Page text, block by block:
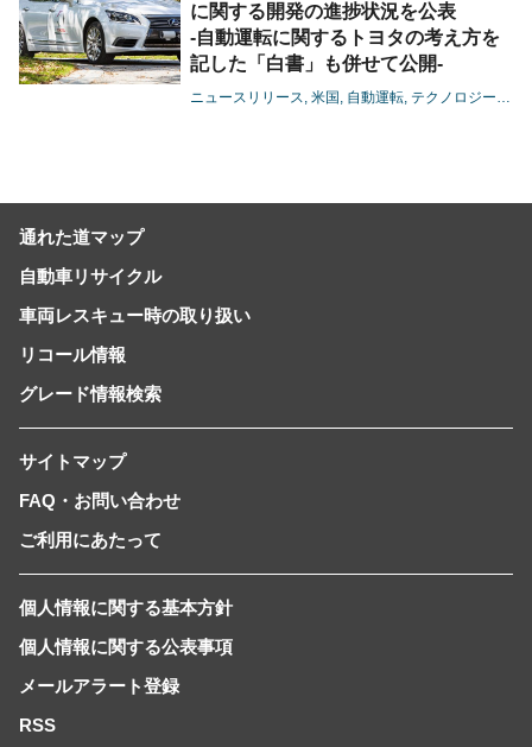
に関する開発の進捗状況を公表
-自動運転に関するトヨタの考え方を
記した「白書」も併せて公開-
ニュースリリース 米国 自動運転 テクノロジー 地域
通れた道マップ
自動車リサイクル
車両レスキュー時の取り扱い
リコール情報
グレード情報検索
サイトマップ
FAQ・お問い合わせ
ご利用にあたって
個人情報に関する基本方針
個人情報に関する公表事項
メールアラート登録
RSS